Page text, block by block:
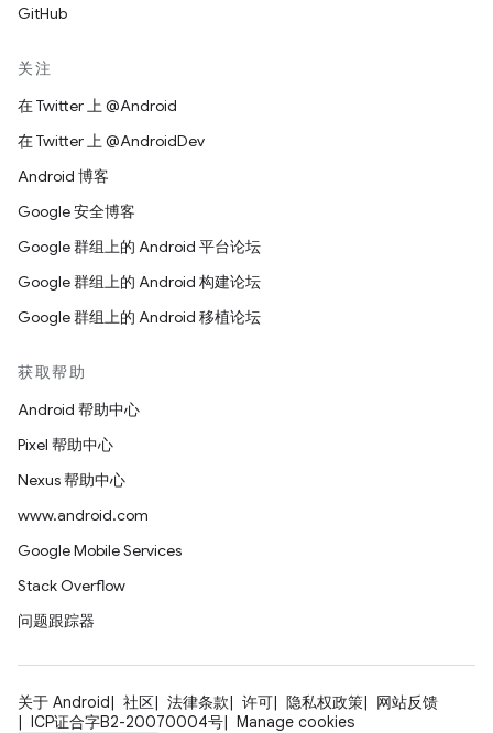
GitHub
关注
在 Twitter 上 @Android
在 Twitter 上 @AndroidDev
Android 博客
Google 安全博客
Google 群组上的 Android 平台论坛
Google 群组上的 Android 构建论坛
Google 群组上的 Android 移植论坛
获取帮助
Android 帮助中心
Pixel 帮助中心
Nexus 帮助中心
www.android.com
Google Mobile Services
Stack Overflow
问题跟踪器
关于 Android 社区 法律条款 许可 隐私权政策
网站反馈
ICP证合字B2-20070004号
Manage cookies